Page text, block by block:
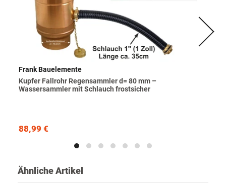
Frank Bauelemente
Kupfer Fallrohr Regensammler d= 80 mm –
Wassersammler mit Schlauch frostsicher
88,99 €
Ähnliche Artikel